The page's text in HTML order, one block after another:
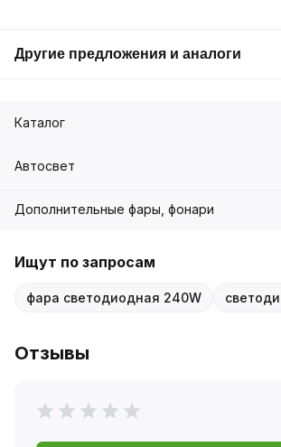
Другие предложения и аналоги
Каталог
Автосвет
Дополнительные фары, фонари
Ищут по запросам
фара светодиодная 240W
Отзывы